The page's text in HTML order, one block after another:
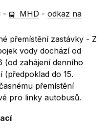
- MHD -odkaz na
přemístění zastávky - Z
vody dochází od
(od zahájení denního
do 15.
přemístění
pro linky autobusů.